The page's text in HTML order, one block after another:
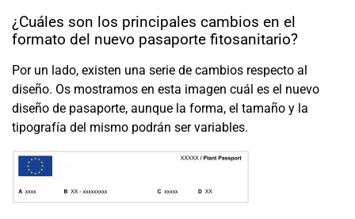
¿Cuáles son los principales cambios en el
formato del nuevo pasaporte fitosanitario?
Por un lado, existen una serie de cambios respecto al
diseño. Os mostramos en esta imagen cuál es el nuevo
diseño de pasaporte, aunque la forma, el tamaño y la
tipografía del mismo podrán ser variables.